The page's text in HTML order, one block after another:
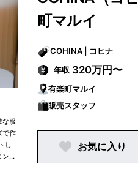
な服
で作
し
ンセ
町マルイ
COHINA | コヒナ
年収 320万円〜
有楽町マルイ
販売スタッフ
お気に入り